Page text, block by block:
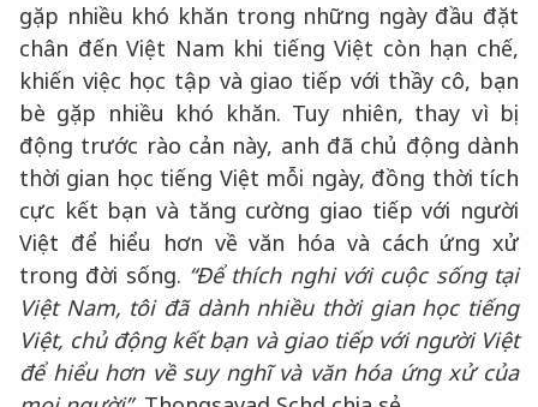
gặp nhiều khó khăn trong những ngày đầu đặt
chân đến Việt Nam khi tiếng Việt còn hạn chế,
khiến việc học tập và giao tiếp với thầy cô, bạn
bè gặp nhiều khó khăn. Tuy nhiên, thay vì bị
động trước rào cản này, anh đã chủ động dành
thời gian học tiếng Việt mỗi ngày, đồng thời tích
cực kết bạn và tăng cường giao tiếp với người
Việt để hiểu hơn về văn hóa và cách ứng xử
trong đời sống. “Để thích nghi với cuộc sống tại
Việt Nam, tôi đã dành nhiều thời gian học tiếng
Việt, chủ động kết bạn và giao tiếp với người Việt
để hiểu hơn về suy nghĩ và văn hóa ứng xử của